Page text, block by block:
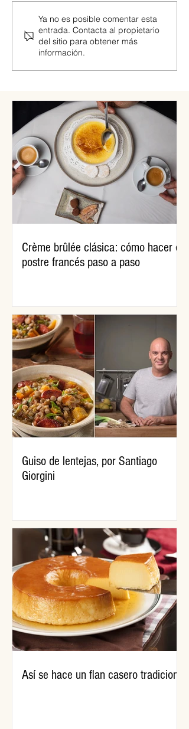
Naranja sanguínea, el nuevo
sabor de SKYY Infusions
Ya no es posible comentar esta
entrada. Contacta al propietario
del sitio para obtener más
información.
Crème brûlée clásica: cómo hacer el
postre francés paso a paso
Guiso de lentejas, por Santiago
Giorgini
Así se hace un flan casero tradicional